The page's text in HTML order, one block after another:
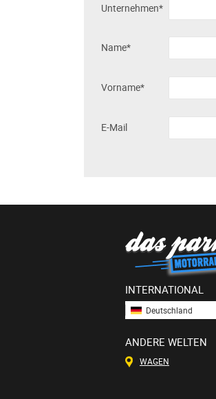
Unternehmen*
Name*
Vorname*
E-Mail
INTERNATIONAL
Deutschland
ANDERE WELTEN
WAGEN